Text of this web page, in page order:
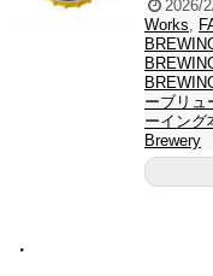
2026/
Works,
ーブリュ
ーイング
Brewery
・